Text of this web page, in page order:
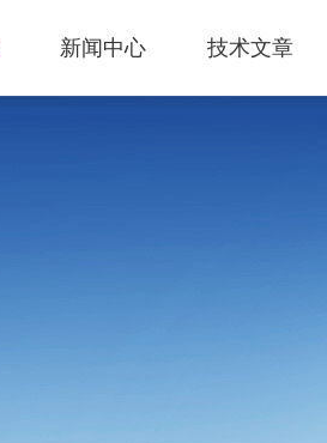
新闻中心 技术文章